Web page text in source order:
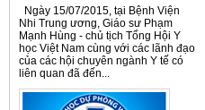
Ngày 15/07/2015, tại Bệnh Viện
Nhi Trung ương, Giáo sư Phạm
Mạnh Hùng - chủ tịch Tổng Hội Y
học Việt Nam cùng với các lãnh đạo
của các hội chuyên ngành Y tế có
liên quan đã đến...